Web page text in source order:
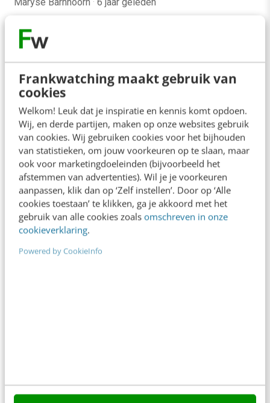
Frankwatching maakt gebruik van
cookies
Welkom! Leuk dat je inspiratie en kennis komt opdoen.
Wij, en derde partijen, maken op onze websites gebruik
van cookies. Wij gebruiken cookies voor het bijhouden
van statistieken, om jouw voorkeuren op te slaan, maar
ook voor marketingdoeleinden (bijvoorbeeld het
afstemmen van advertenties). Wil je je voorkeuren
aanpassen, klik dan op ‘Zelf instellen’. Door op ‘Alle
cookies toestaan’ te klikken, ga je akkoord met het
gebruik van alle cookies zoals omschreven in onze
cookieverklaring.
Powered by CookieInfo
ONLINE MASTERCLASS
De nieuwe SEO- & GEO-
spelregels